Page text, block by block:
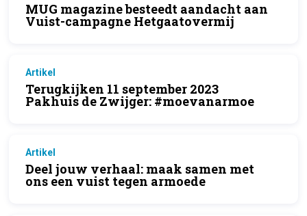
MUG magazine besteedt aandacht aan
Vuist-campagne Hetgaatovermij
Artikel
Terugkijken 11 september 2023
Pakhuis de Zwijger: #moevanarmoe
Artikel
Deel jouw verhaal: maak samen met
ons een vuist tegen armoede